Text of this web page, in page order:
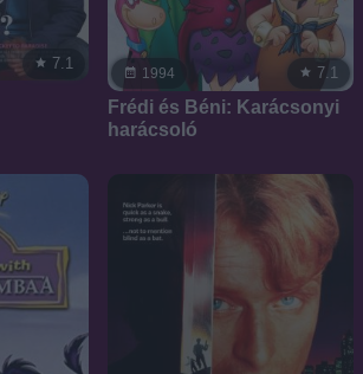
7.1
1994 7.1
Frédi és Béni: Karácsonyi
harácsoló